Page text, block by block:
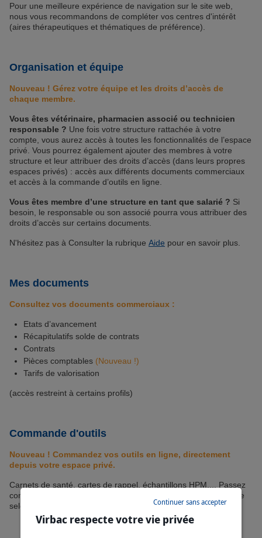
Pour une meilleure expérience de navigation sur le site web,
nous vous recommandons de compléter vos centres d'intérêt
(aires thérapeutiques et thématiques de préférence).
Organisation et équipe
Nouveau ! Gérez votre équipe et les droits d’accès de
chaque membre.
Vous êtes vétérinaire, pharmacien associé ou technicien
responsable ? Une fois votre structure rattachée à votre
compte, vous aurez accès à toutes les fonctionnalités de l’espace
privé. Vous pourrez également ajouter des membres à votre
structure et leur attribuer des droits d’accès (dans leurs propres
espaces privés) : accès aux différents documents commerciaux
et accès à la commande d’outils en ligne.
Vous êtes membre d’une structure en tant que salarié ? Si
besoin, le responsable ou son associé pourra vous attribuer des
droits d’accès sur certains documents.
N'hésitez pas à Consulter la rubrique Aide pour en savoir plus.
Mes documents
Consultez vos documents commerciaux :
Etats d’avancement
Récapitulatifs solde de contrats
Contrats
Pièces comptables (Nouveau !)
Tarifs de valorisation
(accès restreint à certains profils)
Commande d'outils
Nouveau ! Commandez vos outils en ligne, directement
depuis votre espace privé.
Carnets de santé, cartes de rappel, échantillons HPM,... Passez
commande des outils dont vous avez besoin pour votre clinique
selon votre quota disponible (nutrition/vaccin).
Virbac respecte votre vie privée
Continuer sans accepter